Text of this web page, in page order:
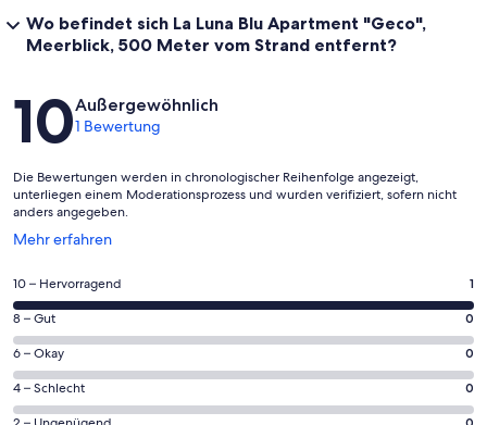
Wo befindet sich La Luna Blu Apartment "Geco",
Meerblick, 500 Meter vom Strand entfernt?
Bewertungen
10Außergewöhnlich
1 Bewertung
Die Bewertungen werden in chronologischer Reihenfolge angezeigt,
unterliegen einem Moderationsprozess und wurden verifiziert, sofern nicht
anders angegeben.
Mehr erfahren
Wird
einem
neuen
Fenster
geöffnet
1
von
insgesamt
1
Gästebewertungen
haben
10 – Hervorragend 1
0
von
insgesamt
1
Gästebewertungen
8 – Gut 0
0
von
insgesamt
6 – Okay 0
0
von
4 – Schlecht 0